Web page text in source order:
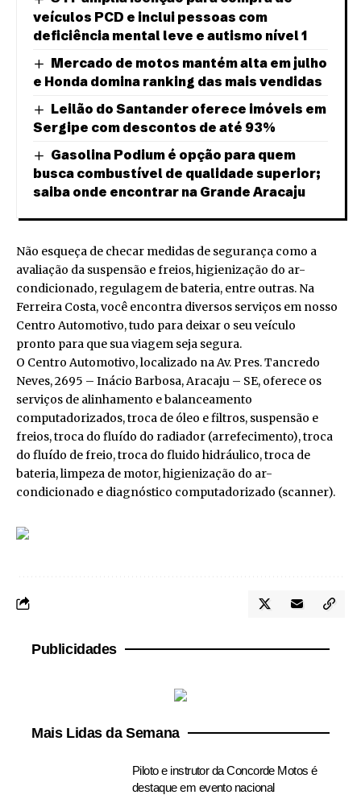
veículos PCD e inclui pessoas com
deficiência mental leve e autismo nível 1
Mercado de motos mantém alta em julho
e Honda domina ranking das mais vendidas
Leilão do Santander oferece imóveis em
Sergipe com descontos de até 93%
Gasolina Podium é opção para quem
busca combustível de qualidade superior;
saiba onde encontrar na Grande Aracaju
Não esqueça de checar medidas de segurança como a
avaliação da suspensão e freios, higienização do ar-
condicionado, regulagem de bateria, entre outras. Na
Ferreira Costa, você encontra diversos serviços em nosso
Centro Automotivo, tudo para deixar o seu veículo
pronto para que sua viagem seja segura.
O Centro Automotivo, localizado na Av. Pres. Tancredo
Neves, 2695 – Inácio Barbosa, Aracaju – SE, oferece os
serviços de alinhamento e balanceamento
computadorizados, troca de óleo e filtros, suspensão e
freios, troca do fluído do radiador (arrefecimento), troca
do fluído de freio, troca do fluido hidráulico, troca de
bateria, limpeza de motor, higienização do ar-
condicionado e diagnóstico computadorizado (scanner).
Publicidades
Mais Lidas da Semana
Piloto e instrutor da Concorde Motos é
destaque em evento nacional